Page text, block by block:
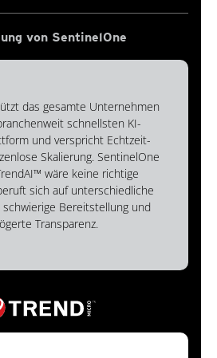
von SentinelOne
das gesamte Unternehmen
schnellsten KI-
und verspricht Echtzeit-
Skalierung. SentinelOne
wäre keine richtige
sich auf unterschiedliche
schwierige Bereitstellung und
Transparenz.